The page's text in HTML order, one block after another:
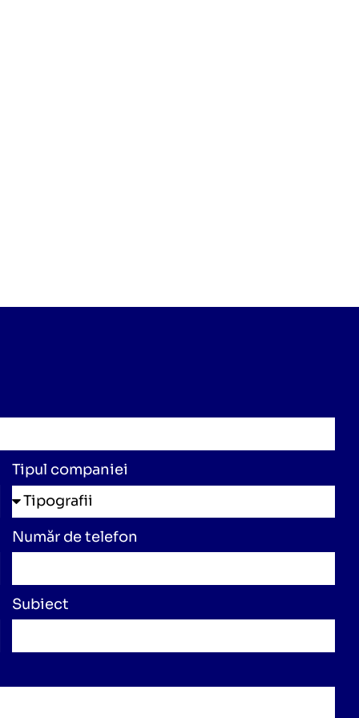
Tipul companiei
Număr de telefon
Subiect